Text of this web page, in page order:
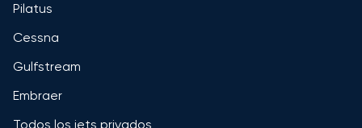
Pilatus
Cessna
Gulfstream
Embraer
Todos los jets privados